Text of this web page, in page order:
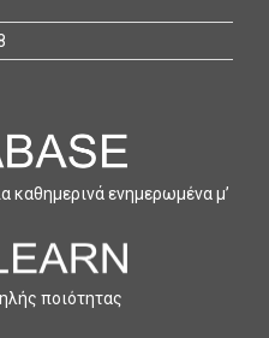
καθηµερινά ενηµερωµένα µ’
ποιότητας